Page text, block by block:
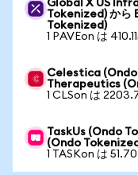
Global X US
Tokenized) から
Tokenized)
1 PAVEon は
Celestica (Ondo
Therapeutics
1 CLSon は
TaskUs (Ondo
(Ondo
1 TASKon は